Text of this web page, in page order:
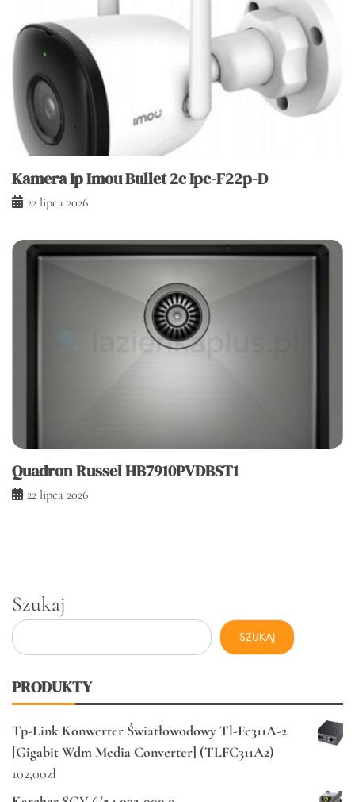
Kamera Ip Imou Bullet 2c Ipc-F22p-D
22 lipca 2026
Quadron Russel HB7910PVDBST1
22 lipca 2026
Szukaj
SZUKAJ
PRODUKTY
Tp-Link Konwerter Światłowodowy Tl-Fc311A-2
[Gigabit Wdm Media Converter] (TLFC311A2)
102,00zł